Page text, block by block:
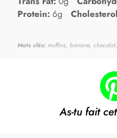
Protein: 6g
Mots clés: muffins, banane,
As-tu fait